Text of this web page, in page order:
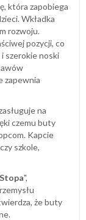
która zapobiega
Wkładka
rozwoju.
pozycji, co
szerokie noski
zapewnia
na
czemu buty
Kapcie
szkole,
",
że buty